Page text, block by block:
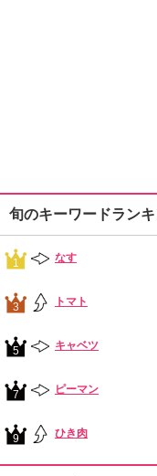
旬のキーワードラン
1 なす
3 トマト
5 キャベツ
7 ピーマン
9 ひき肉